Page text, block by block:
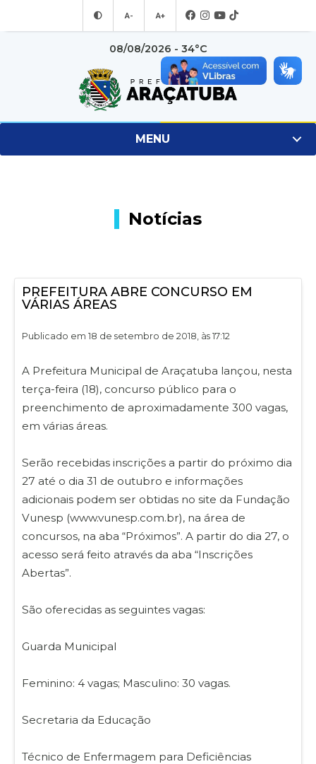
A- A+
08/08/2026 - 34°C
MENU
Notícias
PREFEITURA ABRE CONCURSO EM
VÁRIAS ÁREAS
Publicado em 18 de setembro de 2018, às 17:12
A Prefeitura Municipal de Araçatuba lançou, nesta
terça-feira (18), concurso público para o
preenchimento de aproximadamente 300 vagas,
em várias áreas.
Serão recebidas inscrições a partir do próximo dia
27 até o dia 31 de outubro e informações
adicionais podem ser obtidas no site da Fundação
Vunesp (www.vunesp.com.br), na área de
concursos, na aba “Próximos”. A partir do dia 27, o
acesso será feito através da aba “Inscrições
Abertas”.
São oferecidas as seguintes vagas:
Guarda Municipal
Feminino: 4 vagas; Masculino: 30 vagas.
Secretaria da Educação
Técnico de Enfermagem para Deficiências